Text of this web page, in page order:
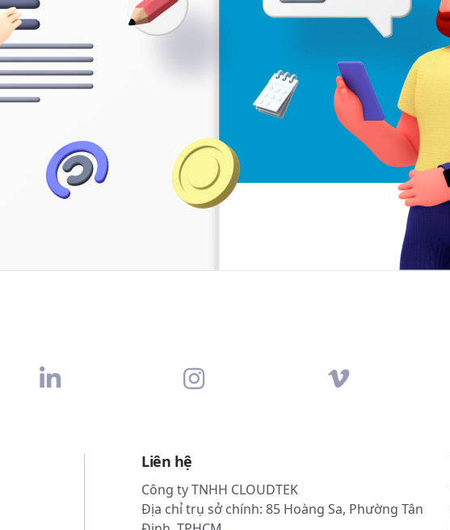
Liên hệ
Công ty TNHH CLOUDTEK
Địa chỉ trụ sở chính: 85 Hoàng Sa, Phường Tân